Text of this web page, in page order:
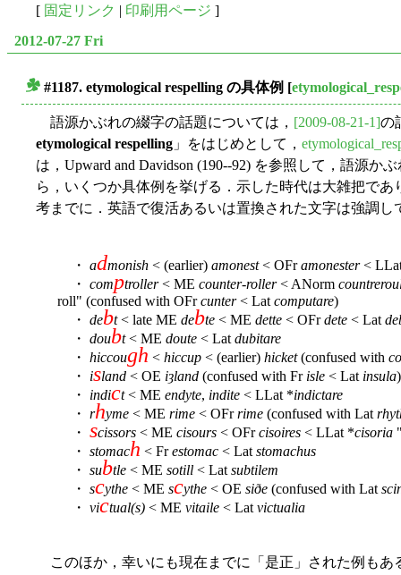
[ 固定リンク | 印刷用ページ ]
2012-07-27 Fri
#1187. etymological respelling の具体例 [
語源かぶれの綴字の話題については， [2009-08-21-1]の
etymological respelling 」をはじめとして，
は，Upward and Davidson (190--92) を参照して，語源か
ら，いくつか具体例を挙げる．示した時代は大雑把で
考までに．英語で復活あるいは置換された文字は強調し
・ admonish < (earlier) amonest< OFramonester<
・ comptroller< ME counter-roller< ANorm
roll" (confused with OFrcunter< Lat computare)
・ debt< late ME debte < ME dette < OFrdete < Lat
・ doubt< ME doute < Lat dubitare
・ hiccough < hiccup < (earlier) hicket(confused with
・ island < OE iȝland (confused with Fr isle < Lat insula)
・ indict< ME endyte, indite < LLat *indictare
・ rhyme < ME rime < OFrrime (confused with Lat
・ scissors < ME cisours < OFrcisoires < LLat *cisoria
・ stomach < Frestomac < Lat stomachus
・ subtle < ME sotill < Lat subtilem
・ scythe < ME scythe < OE siðe (confused with Lat
・ victual(s) < ME vitaile < Lat victualia
このほか，幸いにも現在までに「是正」された例もあ